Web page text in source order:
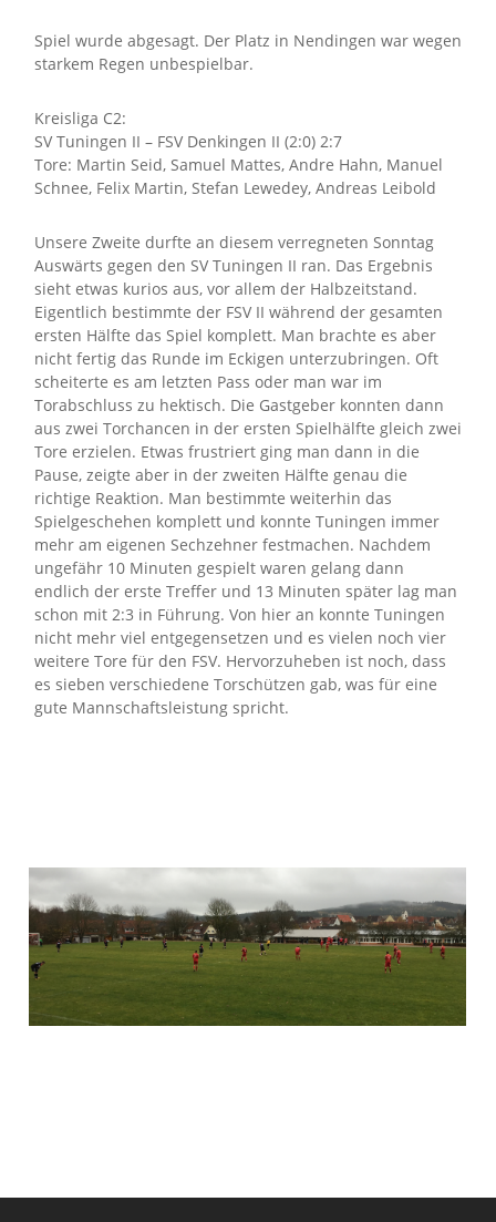
Spiel wurde abgesagt. Der Platz in Nendingen war wegen
starkem Regen unbespielbar.
Kreisliga C2:
SV Tuningen II – FSV Denkingen II (2:0) 2:7
Tore: Martin Seid, Samuel Mattes, Andre Hahn, Manuel
Schnee, Felix Martin, Stefan Lewedey, Andreas Leibold
Unsere Zweite durfte an diesem verregneten Sonntag
Auswärts gegen den SV Tuningen II ran. Das Ergebnis
sieht etwas kurios aus, vor allem der Halbzeitstand.
Eigentlich bestimmte der FSV II während der gesamten
ersten Hälfte das Spiel komplett. Man brachte es aber
nicht fertig das Runde im Eckigen unterzubringen. Oft
scheiterte es am letzten Pass oder man war im
Torabschluss zu hektisch. Die Gastgeber konnten dann
aus zwei Torchancen in der ersten Spielhälfte gleich zwei
Tore erzielen. Etwas frustriert ging man dann in die
Pause, zeigte aber in der zweiten Hälfte genau die
richtige Reaktion. Man bestimmte weiterhin das
Spielgeschehen komplett und konnte Tuningen immer
mehr am eigenen Sechzehner festmachen. Nachdem
ungefähr 10 Minuten gespielt waren gelang dann
endlich der erste Treffer und 13 Minuten später lag man
schon mit 2:3 in Führung. Von hier an konnte Tuningen
nicht mehr viel entgegensetzen und es vielen noch vier
weitere Tore für den FSV. Hervorzuheben ist noch, dass
es sieben verschiedene Torschützen gab, was für eine
gute Mannschaftsleistung spricht.